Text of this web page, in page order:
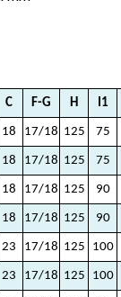
C F-G H I1
18 17/18 125 75
18 17/18 125 75
18 17/18 125 90
18 17/18 125 90
23 17/18 125 100
23 17/18 125 100